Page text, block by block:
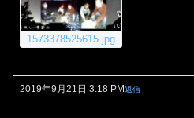
1573378525615.jpg
2019年9月21日 3:18 PM返信